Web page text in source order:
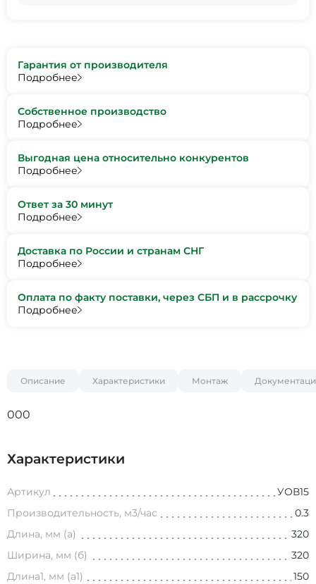
Гарантия от производителя
Подробнее
Собственное производство
Подробнее
Выгодная цена относительно конкурентов
Подробнее
Ответ за 30 минут
Подробнее
Доставка по России и странам СНГ
Подробнее
Оплата по факту поставки, через СБП и в рассрочку
Подробнее
Описание Характеристики Монтаж
000
Характеристики
Артикул
УОВ15
Производительность, м3/час
0.3
Длина, мм (а)
320
Ширина, мм (б)
320
Длина1, мм (а1)
150